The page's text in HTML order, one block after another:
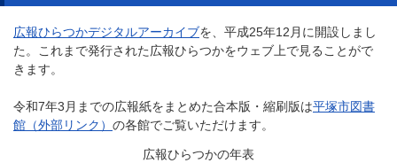
広報ひらつかデジタルアーカイブを、平成25年12月に開設しまし
た。これまで発行された広報ひらつかをウェブ上で見ることがで
きます。
令和7年3月までの広報紙をまとめた合本版・縮刷版は平塚市図書
館（外部リンク） の各館でご覧いただけます。
広報ひらつかの年表